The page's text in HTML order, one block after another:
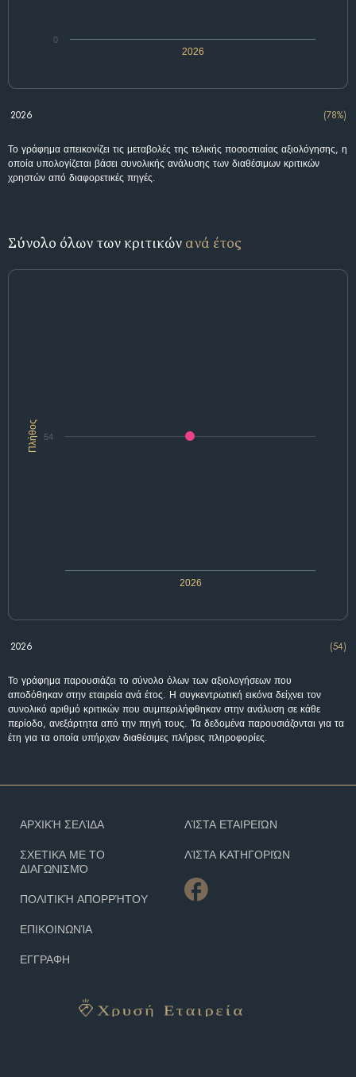
2026
0
2026 (78%)
Το γράφημα απεικονίζει τις μεταβολές της τελικής ποσοστιαίας αξιολόγησης, η
οποία υπολογίζεται βάσει συνολικής ανάλυσης των διαθέσιμων κριτικών
χρηστών από διαφορετικές πηγές.
Σύνολο όλων των κριτικών ανά έτος
Πλήθος
2026
54
2026 (54)
Το γράφημα παρουσιάζει το σύνολο όλων των αξιολογήσεων που
αποδόθηκαν στην εταιρεία ανά έτος. Η συγκεντρωτική εικόνα δείχνει τον
συνολικό αριθμό κριτικών που συμπεριλήφθηκαν στην ανάλυση σε κάθε
περίοδο, ανεξάρτητα από την πηγή τους. Τα δεδομένα παρουσιάζονται για τα
έτη για τα οποία υπήρχαν διαθέσιμες πλήρεις πληροφορίες.
ΑΡΧΙΚΉ ΣΕΛΊΔΑ
ΣΧΕΤΙΚΆ ΜΕ ΤΟ
ΔΙΑΓΩΝΙΣΜΌ
ΠΟΛΙΤΙΚΉ ΑΠΟΡΡΉΤΟΥ
ΕΠΙΚΟΙΝΩΝΊΑ
ΕΓΓΡΑΦΗ
ΛΊΣΤΑ ΕΤΑΙΡΕΙΏΝ
ΛΊΣΤΑ ΚΑΤΗΓΟΡΙΏΝ